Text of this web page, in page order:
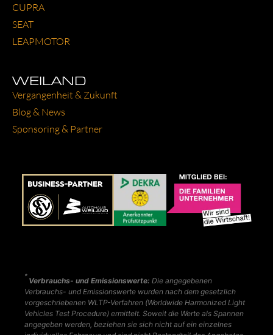
CUP­RA
SEAT
LEAP­MO­TOR
WEILAND
Ver­gan­gen­heit & Zukunft
Blog & News
Spon­so­ring & Part­ner
*
Verbrauchs- und Emissionswerte: Die angegebenen
Verbrauchs- und Emissionswerte wurden nach dem gesetzlich
vorgeschriebenen WLTP-Verfahren (Worldwide Harmonized Light
Vehicles Test Procedure) ermittelt. Soweit die Werte als Spannen
angegeben werden, beziehen sie sich nicht auf ein einzelnes